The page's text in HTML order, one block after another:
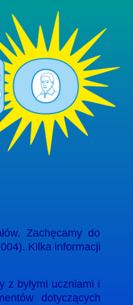
Zachęcamy do
Kilka informacji
z byłymi uczniami i
dotyczących